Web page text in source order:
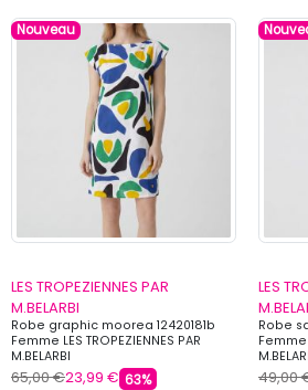
Nouveau
LES TROPEZIENNES PAR
M.BELARBI
Robe graphic moorea 12420181b
Femme LES TROPEZIENNES PAR
M.BELARBI
65,00 €23,99 € 63%
LES
Robe
Femme
49,00